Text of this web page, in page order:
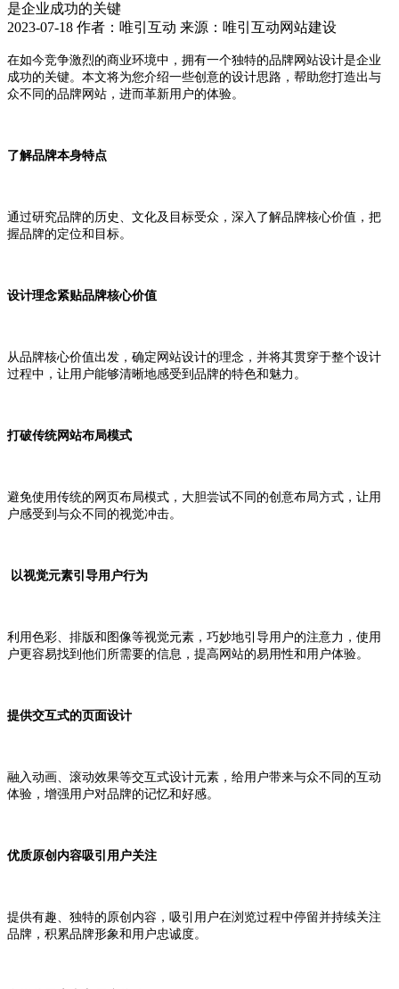
是企业成功的关键
2023-07-18 作者：唯引互动 来源：唯引互动网站建设
在如今竞争激烈的商业环境中，拥有一个独特的品牌网站设计是企业
成功的关键。本文将为您介绍一些创意的设计思路，帮助您打造出与
众不同的品牌网站，进而革新用户的体验。
了解品牌本身特点
通过研究品牌的历史、文化及目标受众，深入了解品牌核心价值，把
握品牌的定位和目标。
设计理念紧贴品牌核心价值
从品牌核心价值出发，确定网站设计的理念，并将其贯穿于整个设计
过程中，让用户能够清晰地感受到品牌的特色和魅力。
打破传统网站布局模式
避免使用传统的网页布局模式，大胆尝试不同的创意布局方式，让用
户感受到与众不同的视觉冲击。
以视觉元素引导用户行为
利用色彩、排版和图像等视觉元素，巧妙地引导用户的注意力，使用
户更容易找到他们所需要的信息，提高网站的易用性和用户体验。
提供交互式的页面设计
融入动画、滚动效果等交互式设计元素，给用户带来与众不同的互动
体验，增强用户对品牌的记忆和好感。
优质原创内容吸引用户关注
提供有趣、独特的原创内容，吸引用户在浏览过程中停留并持续关注
品牌，积累品牌形象和用户忠诚度。